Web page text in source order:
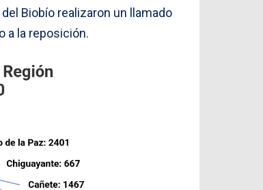
Biobío realizaron un llamado
a la reposición.